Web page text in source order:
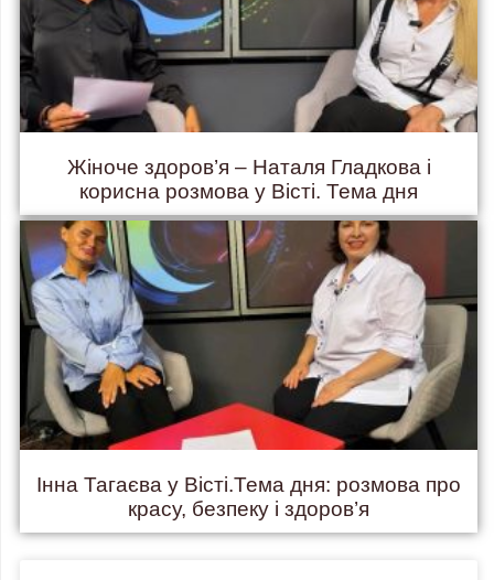
Жіноче здоров’я – Наталя Гладкова і
корисна розмова у Вісті. Тема дня
Інна Тагаєва у Вісті.Тема дня: розмова про
красу, безпеку і здоров’я